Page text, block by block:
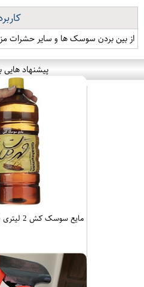
از بین بردن سوسک ها و سایر حشرات
پیشنهاد هایی
مایع سوسک کش 2 لیتری قهرمان